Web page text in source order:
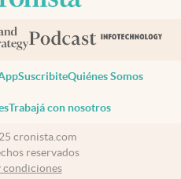
SuscribiteQuiénes Somos
Trabajá con nosotros
cronista.com
reservados
condiciones